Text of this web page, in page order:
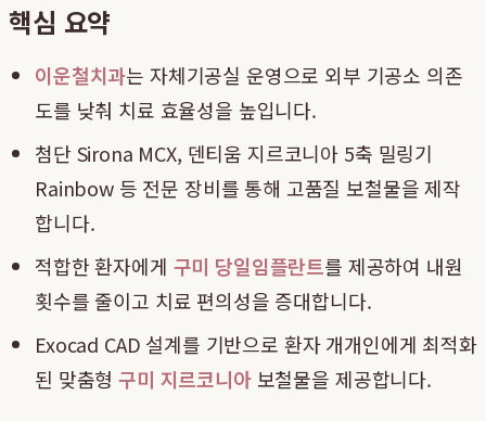
핵심 요약
이운철치과는 자체기공실 운영으로 외부 기공소 의존
도를 낮춰 치료 효율성을 높입니다.
첨단 Sirona MCX, 덴티움 지르코니아 5축 밀링기
Rainbow 등 전문 장비를 통해 고품질 보철물을 제작
합니다.
적합한 환자에게 구미 당일임플란트를 제공하여 내원
횟수를 줄이고 치료 편의성을 증대합니다.
Exocad CAD 설계를 기반으로 환자 개개인에게 최적화
된 맞춤형구미 지르코니아보철물을 제공합니다.